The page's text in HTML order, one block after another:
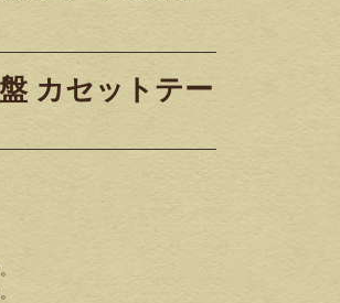
カセットテー